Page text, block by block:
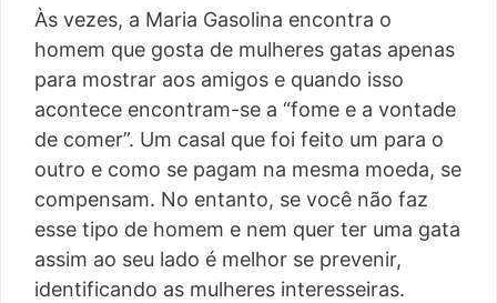
Às vezes, a Maria Gasolina encontra o
homem que gosta de mulheres gatas apenas
para mostrar aos amigos e quando isso
acontece encontram-se a “fome e a vontade
de comer”. Um casal que foi feito um para o
outro e como se pagam na mesma moeda, se
compensam. No entanto, se você não faz
esse tipo de homem e nem quer ter uma gata
assim ao seu lado é melhor se prevenir,
identificando as mulheres interesseiras.